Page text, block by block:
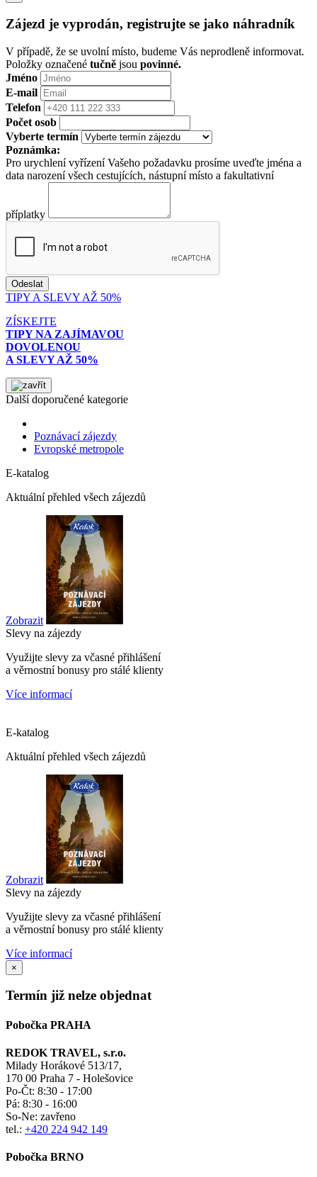
Zájezd je vyprodán, registrujte se jako náhradník
V případě, že se uvolní místo, budeme Vás neprodleně informovat.
Položky označené tučně jsou povinné.
Jméno
E-mail
Telefon
Počet osob
Vyberte termín
Poznámka:
Pro urychlení vyřízení Vašeho požadavku prosíme uveďte jména a
data narození všech cestujících, nástupní místo a fakultativní
příplatky
TIPY A SLEVY AŽ 50%
ZÍSKEJTE
TIPY NA ZAJÍMAVOU
DOVOLENOU
A SLEVY AŽ 50%
Další doporučené kategorie
Poznávací zájezdy
Evropské metropole
E-katalog
Aktuální přehled všech zájezdů
Zobrazit
Slevy na zájezdy
Využijte slevy za včasné přihlášení
a věrnostní bonusy pro stálé klienty
Více informací
E-katalog
Aktuální přehled všech zájezdů
Zobrazit
Slevy na zájezdy
Využijte slevy za včasné přihlášení
a věrnostní bonusy pro stálé klienty
Více informací
×
Termín již nelze objednat
Pobočka PRAHA
REDOK TRAVEL, s.r.o.
Milady Horákové 513/17,
170 00 Praha 7 - Holešovice
Po-Čt: 8:30 - 17:00
Pá: 8:30 - 16:00
So-Ne: zavřeno
tel.: +420 224 942 149
Pobočka BRNO